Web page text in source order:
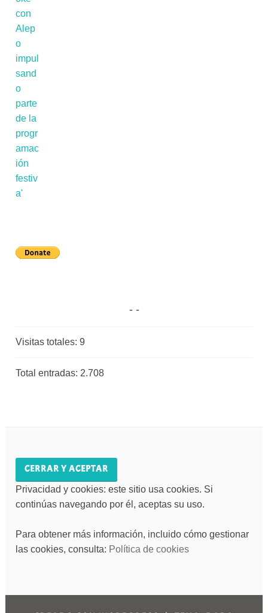
Visitas totales:9
Total entradas: 2.708
Privacidad y cookies: este sitio usa cookies. Si
continúas navegando por él, aceptas su uso.
Para obtener más información, incluido cómo gestionar
las cookies, consulta: Política de cookies